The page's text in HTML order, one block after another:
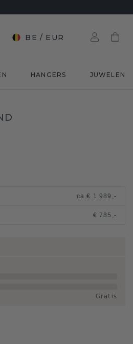
BE / EUR
HANGERS JUWELEN
ca.€ 1.989,-
€ 785,-
Gratis